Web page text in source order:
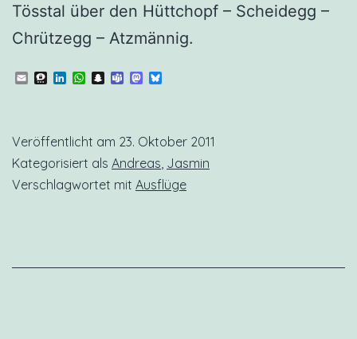
Tösstal über den Hüttchopf – Scheidegg –
Chrützegg – Atzmännig.
EmailThreema
LinkedIn
WhatsApp
Snapchat
TeamsMastodon
Veröffentlicht am 23. Oktober 2011
Kategorisiert als Andreas Jasmin
Verschlagwortet mit Ausflüge